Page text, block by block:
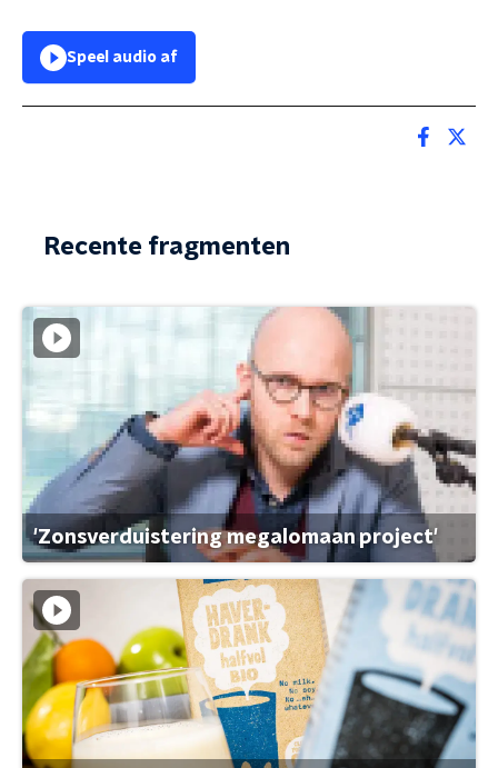
Speel audio af
Recente fragmenten
'Zonsverduistering megalomaan project'